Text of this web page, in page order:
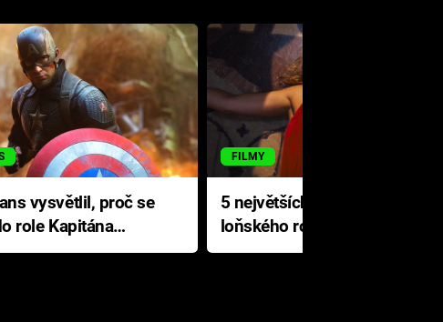
vysvětlil, proč se
role Kapitána
FILMY
5 největších propadáků
loňského roku: Disney na
jediné katastrofě prodělal 200